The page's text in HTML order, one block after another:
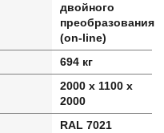
двойного
преобразования
(on-line)
694 кг
2000 x 1100 x
2000
RAL 7021